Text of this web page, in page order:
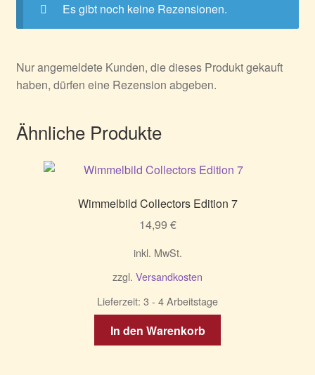
Es gibt noch keine Rezensionen.
Nur angemeldete Kunden, die dieses Produkt gekauft
haben, dürfen eine Rezension abgeben.
Ähnliche Produkte
Wimmelbild Collectors Edition 7
14,99 €
inkl. MwSt.
zzgl. Versandkosten
Lieferzeit: 3 - 4 Arbeitstage
In den Warenkorb